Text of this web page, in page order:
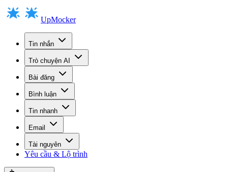
UpMocker
Tin nhắn
Trò chuyện AI
Bài đăng
Bình luận
Tin nhanh
Email
Tài nguyên
Yêu cầu & Lộ trình